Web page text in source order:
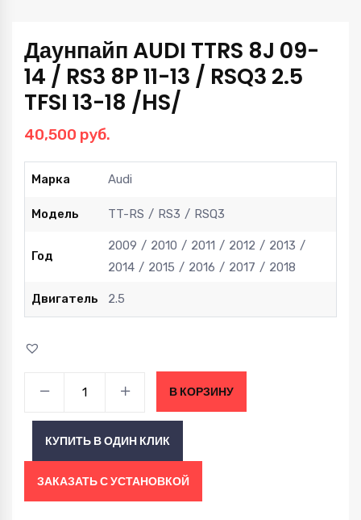
Даунпайп AUDI TTRS 8J 09-
14 / RS3 8P 11-13 / RSQ3 2.5
TFSI 13-18 /HS/
40,500 руб.
Марка Audi
Модель TT-RS RS3 RSQ3
Год
2009 2010 2011 2012
2013
2014
2015 2016 2017 2018
Двигатель 2.5
TTRS
В КОРЗИНУ
КУПИТЬ В ОДИН КЛИК
ЗАКАЗАТЬ С УСТАНОВКОЙ